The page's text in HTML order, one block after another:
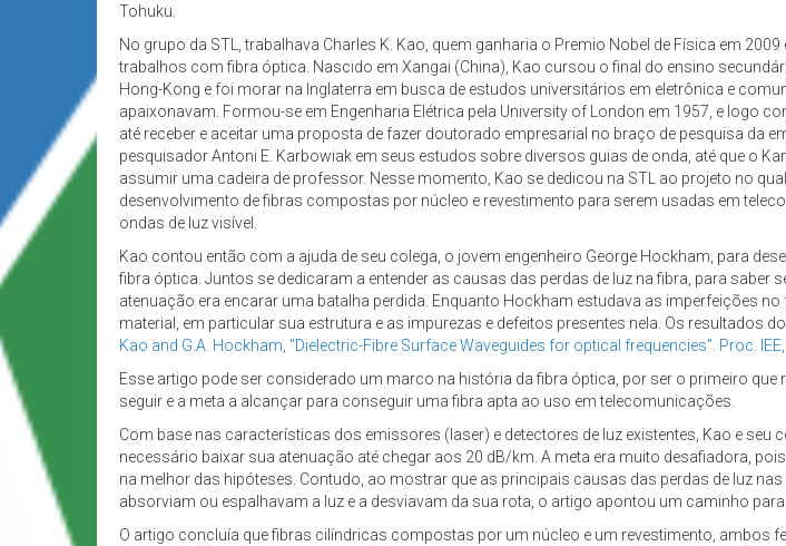
Tohuku.
No grupo da STL, trabalhava Charles K. Kao, quem ganharia o Premio Nobel de Física em
trabalhos com fibra óptica. Nascido em Xangai (China), Kao cursou o final do ensino
Hong-Kong e foi morar na Inglaterra em busca de estudos universitários em eletrônica e
apaixonavam. Formou-se em Engenharia Elétrica pela University of London em 1957, e logo
até receber e aceitar uma proposta de fazer doutorado empresarial no braço de pesquisa da
pesquisador Antoni E. Karbowiak em seus estudos sobre diversos guias de onda, até que o
assumir uma cadeira de professor. Nesse momento, Kao se dedicou na STL ao projeto no
desenvolvimento de fibras compostas por núcleo e revestimento para serem usadas em
ondas de luz visível.
Kao contou então com a ajuda de seu colega, o jovem engenheiro George Hockham, para
fibra óptica. Juntos se dedicaram a entender as causas das perdas de luz na fibra, para
atenuação era encarar uma batalha perdida. Enquanto Hockham estudava as imperfeições
material, em particular sua estrutura e as impurezas e defeitos presentes nela. Os resultados
Kao and G.A. Hockham, “Dielectric-Fibre Surface Waveguides for optical frequencies”. Proc.
Esse artigo pode ser considerado um marco na história da fibra óptica, por ser o primeiro
seguir e a meta a alcançar para conseguir uma fibra apta ao uso em telecomunicações.
Com base nas características dos emissores (laser) e detectores de luz existentes, Kao e
necessário baixar sua atenuação até chegar aos 20 dB/km. A meta era muito desafiadora,
na melhor das hipóteses. Contudo, ao mostrar que as principais causas das perdas de luz
absorviam ou espalhavam a luz e a desviavam da sua rota, o artigo apontou um caminho
O artigo concluía que fibras cilíndricas compostas por um núcleo e um revestimento, ambos